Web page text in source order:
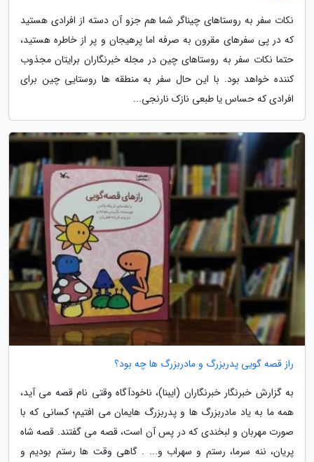
نکات سفر به روستاهای چیناگر شما هم جزو آن دسته از افرادی هستید
که در پی سفرهای مقرون به صرفه اما پرهیجان و پر از خاطره هستید،
حتما نکات سفر به روستاهای چین در مجله خبرنگاران برایتان مجذوب
کننده خواهد بود. با این حال سفر به منطقه ها روستایی چین برای
افرادی که حساس یا طبعی نازک نارنجی...
راز قصه گویی پدربزرگ و مادربزرگ ها چه بود؟
به گزارش خبرنگار خبرنگاران (ایبنا)، ناخودآگاه وقتی نام قصه می آید،
همه ما به یاد مادربزرگ ها و پدربزرگ هایمان می افتیم؛ کسانی که با
صورت مهربان و لبخندی که در پس آن است، قصه می گفتند. قصه شاه
پریان، ننه سرما، رستم و سهراب و... . گاهی وقت ها رستم بودیم و